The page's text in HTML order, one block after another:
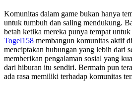
Komunitas dalam game bukan hanya
untuk tumbuh dan saling mendukung.
betah ketika mereka punya tempat
Togel158 membangun komunitas aktif
menciptakan hubungan yang lebih dari
memberikan pengalaman sosial yang
dari hiburan itu sendiri. Bermain pun
ada rasa memiliki terhadap komunitas